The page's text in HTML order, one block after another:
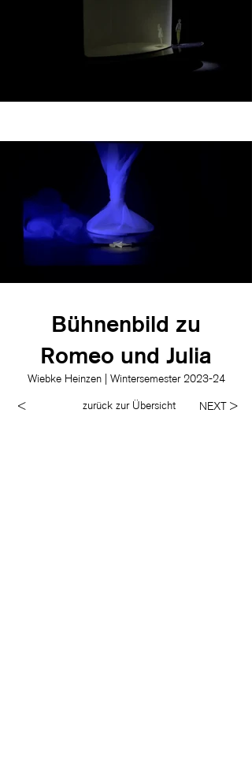
Bühnenbild zu
Romeo und Julia
Wiebke Heinzen | Wintersemester 2023-24
< zurück zur Übersicht NEXT >